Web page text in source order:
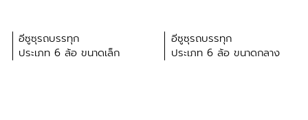
อีซูซุรถบรรทุก
ประเภท 6 ล้อ ขนาดเล็ก
อีซูซุรถบรรทุก
ประเภท 6 ล้อ ขนาดกลาง